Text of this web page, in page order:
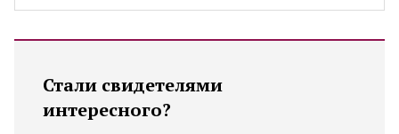
Стали свидетелями
интересного?